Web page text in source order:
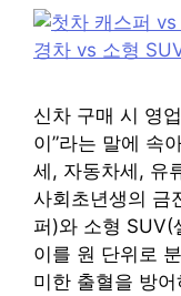
신차 구매 시 영
이”라는 말에 속
세, 자동차세, 유
사회초년생의 금
퍼)와 소형 SUV(
이를 원 단위로
미한 출혈을 방